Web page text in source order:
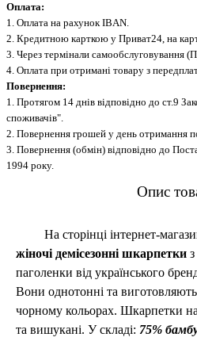
Оплата:
1. Оплата на рахунок IBAN.
2. Кредитною карткою у Приват24, на
3. Через термінали самообслуговування
4. Оплата при отримані товару з
Повернення:
1. Протягом 14 днів відповідно до ст.9
споживачів".
2. Повернення грошей у день отримання
3. Повернення (обмін) відповідно до
1994 року.
Опис
На сторінці інтернет-
жіночі демісезонні шкарпетки
паголенки від українського
Вони однотонні та
чорному кольорах. Шкарпетки на
та вишукані. У складі: 75%